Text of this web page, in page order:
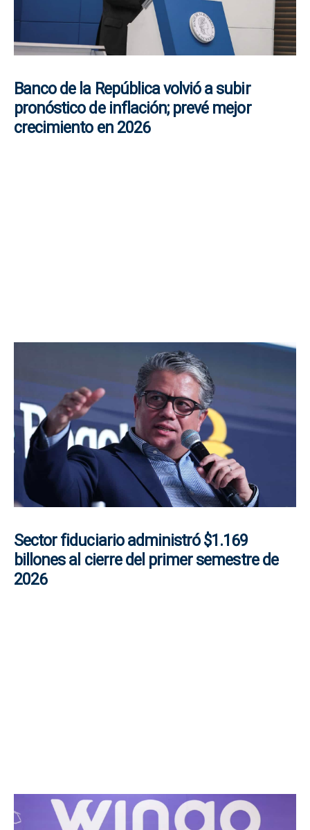
Banco de la República volvió a subir
pronóstico de inflación; prevé mejor
crecimiento en 2026
Sector fiduciario administró $1.169
billones al cierre del primer semestre de
2026